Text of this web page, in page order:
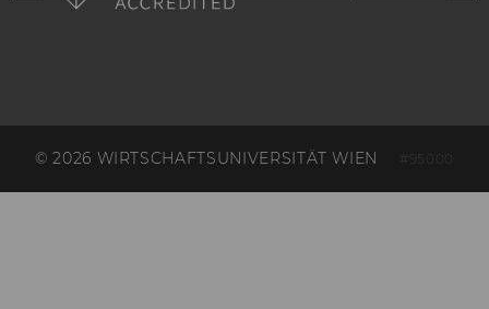
© 2026 WIRTSCHAFTSUNIVERSITÄT WIEN #95000
angemeldet
language
Dieses